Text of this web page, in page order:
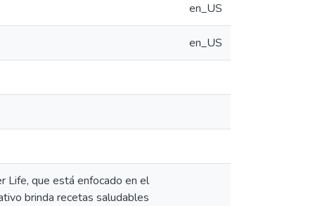
en_US
en_US
Life, que está enfocado en el
brinda recetas saludables